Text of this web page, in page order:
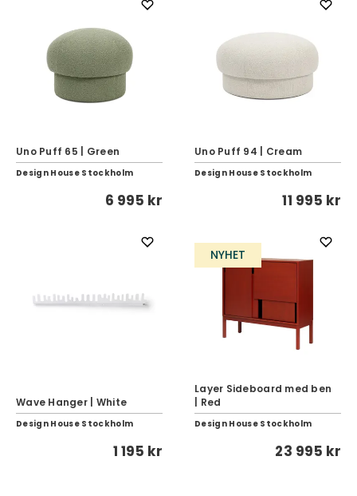
Uno Puff 65 | Green
Design House Stockholm
6 995 kr
Uno Puff 94 | Cream
Design House Stockholm
11 995 kr
Wave Hanger | White
Design House Stockholm
1 195 kr
NYHET
Layer Sideboard med ben
| Red
Design House Stockholm
23 995 kr